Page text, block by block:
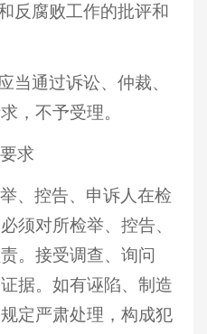
反腐败工作的批评和
当通过诉讼、仲裁、
，不予受理。
求
、控告、申诉人在检
须对所检举、控告、
。接受调查、询问
据。如有诬陷、制造
定严肃处理，构成犯